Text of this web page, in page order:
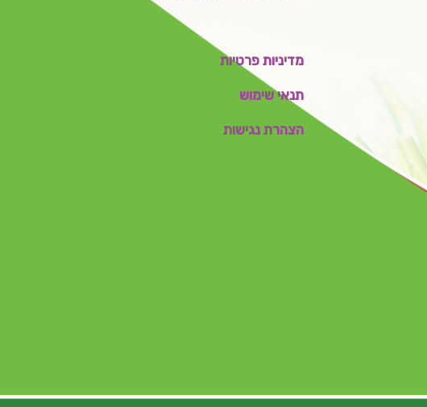
מדיניות פרטיות
תנאי שימוש
הצהרת נגישות